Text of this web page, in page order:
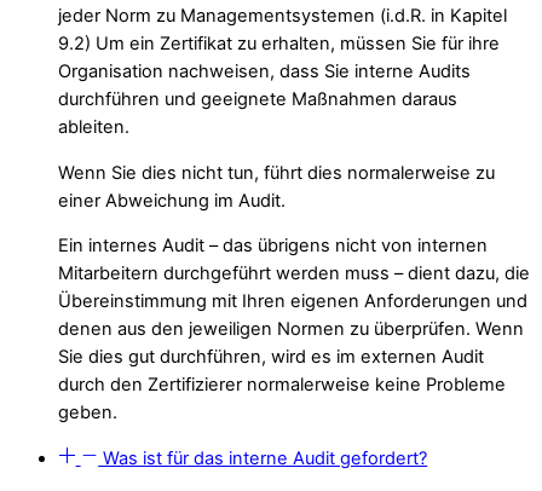
jeder Norm zu Managementsystemen (i.d.R. in Kapitel
9.2) Um ein Zertifikat zu erhalten, müssen Sie für ihre
Organisation nachweisen, dass Sie interne Audits
durchführen und geeignete Maßnahmen daraus
ableiten.
Wenn Sie dies nicht tun, führt dies normalerweise zu
einer Abweichung im Audit.
Ein internes Audit –das übrigens nicht von internen
Mitarbeitern durchgeführt werden muss – dient dazu, die
Übereinstimmung mit Ihren eigenen Anforderungen und
denen aus den jeweiligen Normen zu überprüfen. Wenn
Sie dies gut durchführen, wird es im externen Audit
durch den Zertifizierer normalerweise keine Probleme
geben.
Was ist für das interne Audit gefordert?